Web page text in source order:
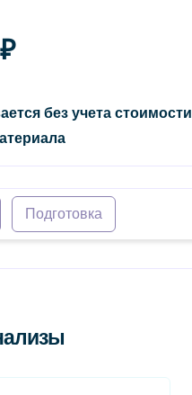
без учета стоимости
Подготовка